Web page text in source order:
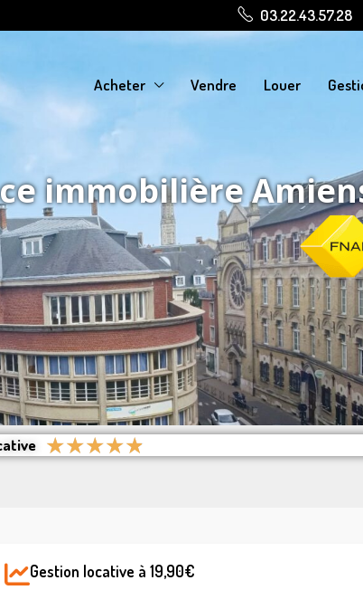
03.22.43.57.28
Acheter Vendre Louer
immobilière
★★★★★
Gestion locative à 19,90€